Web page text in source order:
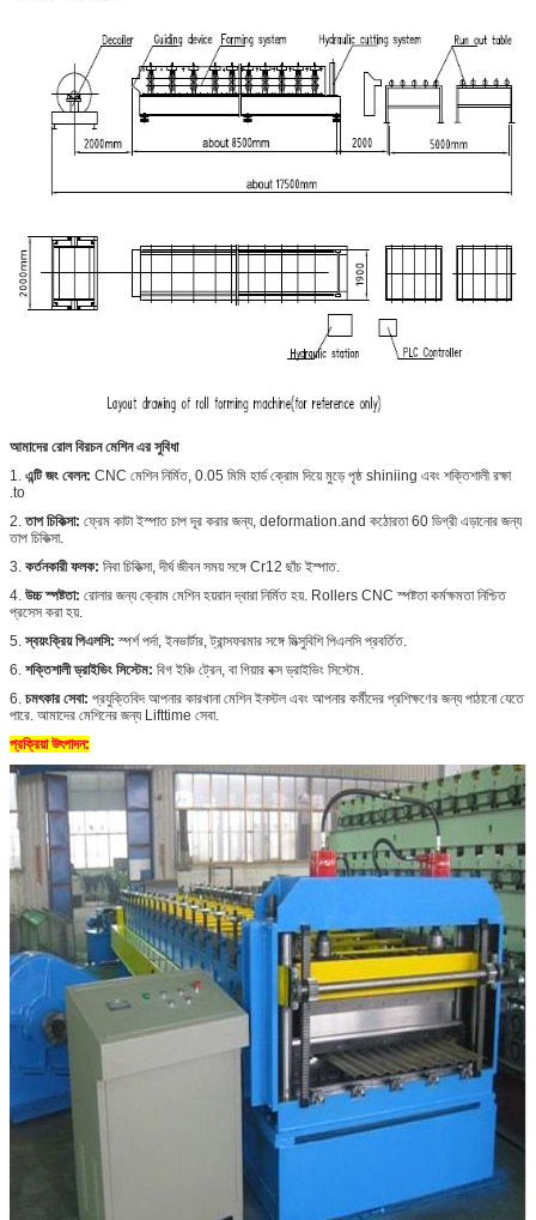
আমাদের রোল বিরচন মেশিন এর সুবিধা
1. এন্টি জং বেলন: CNC মেশিন নির্মিত, 0.05 মিমি হার্ড ক্রোম দিয়ে মুড়ে পৃষ্ঠ shiniing এবং শক্তিশালী রক্ষা
.to
2.তাপ চিকিত্সা: ফ্রেম কাটা ইস্পাত চাপ দূর করার জন্য, deformation.and কঠোরতা 60 ডিগ্রী এড়ানোর জন্য
তাপ চিকিত্সা.
3. কর্তনকারী ফলক: নিবা চিকিত্সা, দীর্ঘ জীবন সময় সঙ্গে Cr12 ছাঁচ ইস্পাত.
4. উচ্চ স্পষ্টতা: রোলার জন্য ক্রোম মেশিন হয়রান দ্বারা নির্মিত হয়. Rollers CNC স্পষ্টতা কর্মক্ষমতা নিশ্চিত
প্রসেস করা হয়.
5.স্বয়ংক্রিয়পিএলসি: স্পর্শ পর্দা, ইনভার্টার, ট্রান্সফরমার সঙ্গে মিত্সুবিশি পিএলসি প্রবর্তিত.
6. শক্তিশালী ড্রাইভিং সিস্টেম: বিগ ইঞ্চি ট্রেন, বা গিয়ার বক্স ড্রাইভিং সিস্টেম.
6. চমৎকার সেবা: প্রযুক্তিবিদ আপনার কারখানা মেশিন ইনস্টল এবং আপনার কর্মীদের প্রশিক্ষণের জন্য পাঠানো যেতে
পারে. আমাদের মেশিনের জন্য Lifttime সেবা.
প্রক্রিয়া উৎপাদন: